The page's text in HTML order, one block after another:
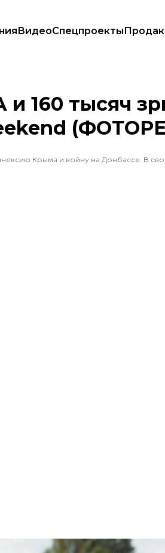
ВидеоСпецпроекты
день Atlas Weekend (ФОТОРЕПОРТАЖ)
и 160 тысяч